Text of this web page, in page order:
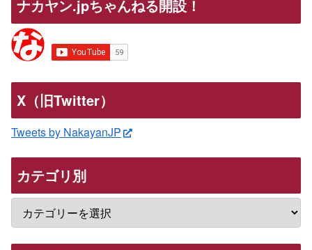
ナカヤン.jpちゃんねる開設！
X（旧Twitter）
Tweets by NakayanJP
カテゴリ別